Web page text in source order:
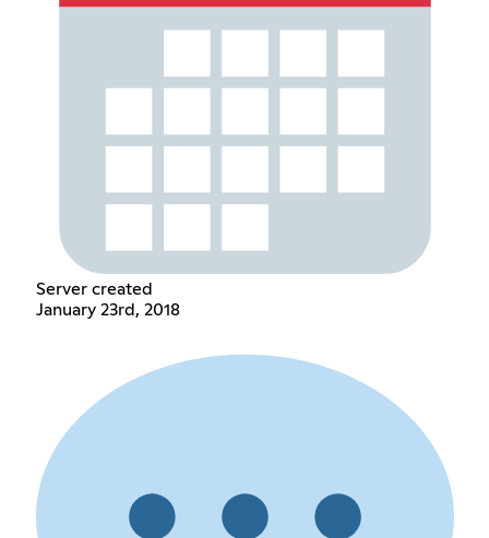
Server created
January 23rd, 2018